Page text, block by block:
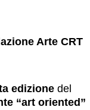
Arte CRT
edizionedel
“art oriented”